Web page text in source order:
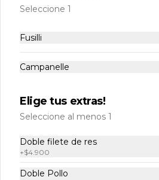
Coca cola lata
Seleccione 1
Fusilli
Campanelle
Elige tus extras!
Seleccione al menos 1
Doble filete de res
+$4.900
Doble Pollo